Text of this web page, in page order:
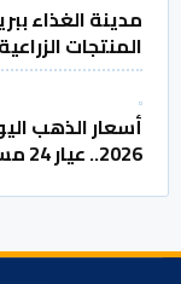
مدينة الغذاء
المنتجات
2026.. عيار 24 مستقر